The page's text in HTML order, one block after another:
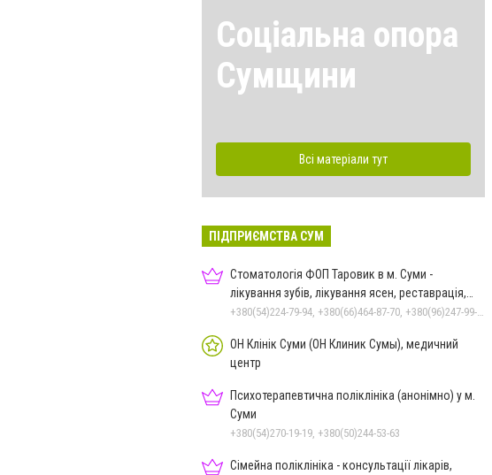
Соціальна опора
Сумщини
Всі матеріали тут
ПІДПРИЄМСТВА СУМ
Стоматологія ФОП Таровик в м. Суми -
лікування зубів, лікування ясен, реставрація,
протезування
ОН Клінік Суми (ОН Клиник Сумы), медичний
центр
Психотерапевтична поліклініка (анонімно) у м.
Суми
+380(54)270-19-19, +380(50)244-53-63
Сімейна поліклініка - консультації лікарів,